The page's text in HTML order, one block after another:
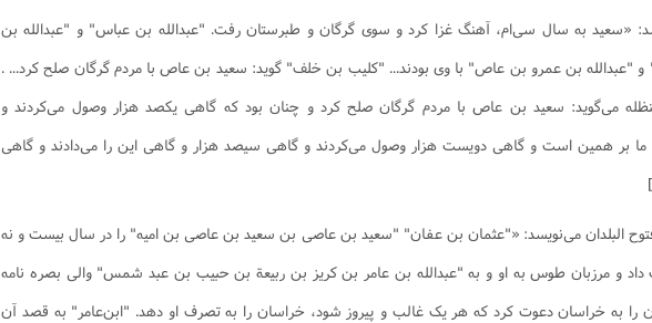
«سعید به سال سى‌ام، آهنگ غزا کرد و سوى گرگان و طبرستان رفت. "عبدالله بن عباس" و "عبدالله بن
و "عبدالله بن عمرو بن عاص" با وى بودند... "کلیب بن خلف" گوید: سعید بن عاص با مردم گرگان صلح کرد... .
مى‌گوید: سعید بن عاص با مردم گرگان صلح کرد و چنان بود که گاهى یکصد هزار وصول مى‌کردند و
ما بر همین است و گاهى دویست هزار وصول مى‌کردند و گاهى سیصد هزار و گاهى این را مى‌دادند و گاهى
فتوح البلدان می‌نویسد: «"عثمان بن عفان" "سعید بن عاصى بن سعید بن عاصى بن امیه" را در سال بیست و نه
داد و مرزبان طوس به او و به "عبدالله بن عامر بن کریز بن ربیعة بن حبیب بن عبد شمس" والى بصره نامه
را به خراسان دعوت کرد که هر یک غالب و پیروز شود، خراسان را به تصرف او دهد. "ابن‌عامر" به قصد آن